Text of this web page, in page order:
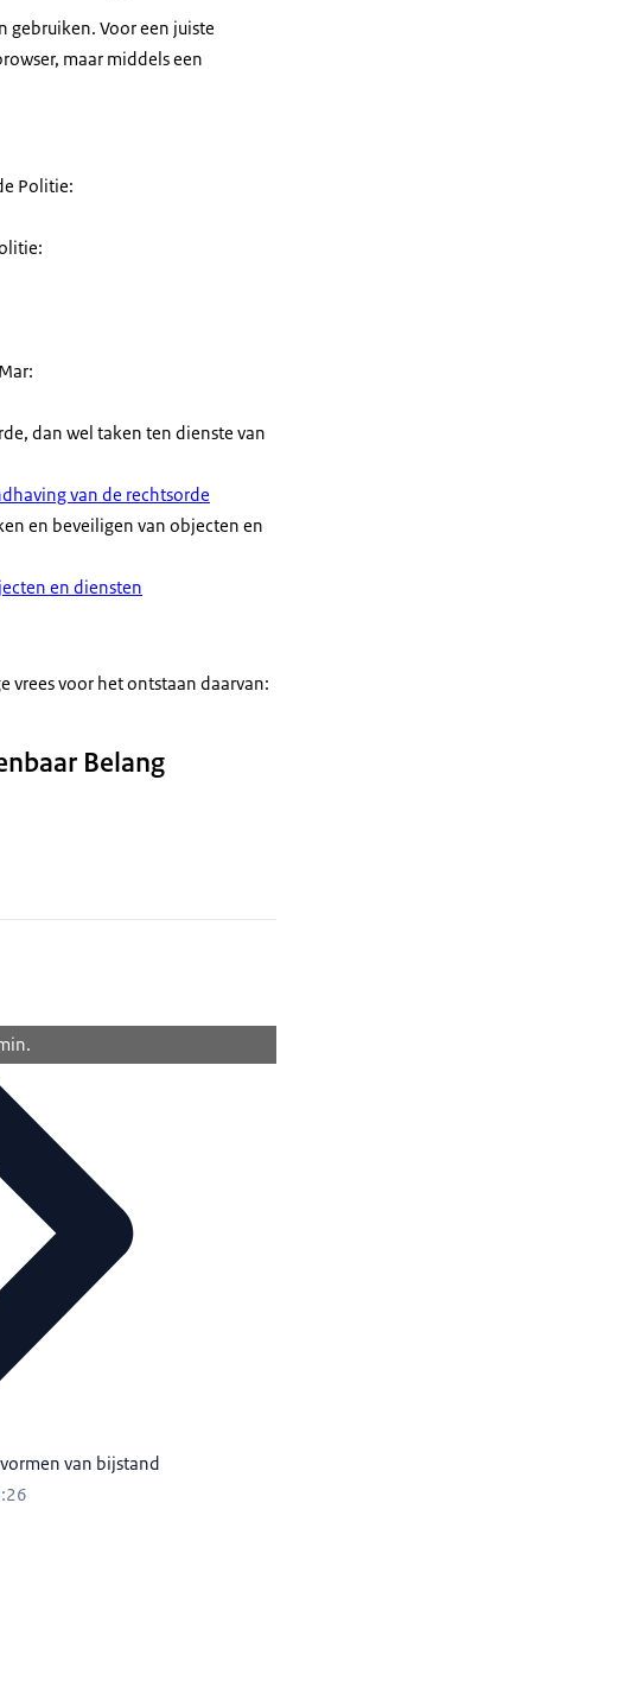
Voor een juiste
maar middels een
Politie:
dan wel taken ten dienste van
van de rechtsorde
en beveiligen van objecten en
en diensten
vrees voor het ontstaan daarvan:
Belang
van bijstand